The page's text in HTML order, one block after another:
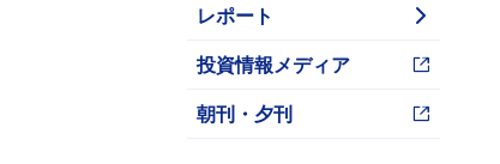
レポート
投資情報メディア
朝刊・夕刊